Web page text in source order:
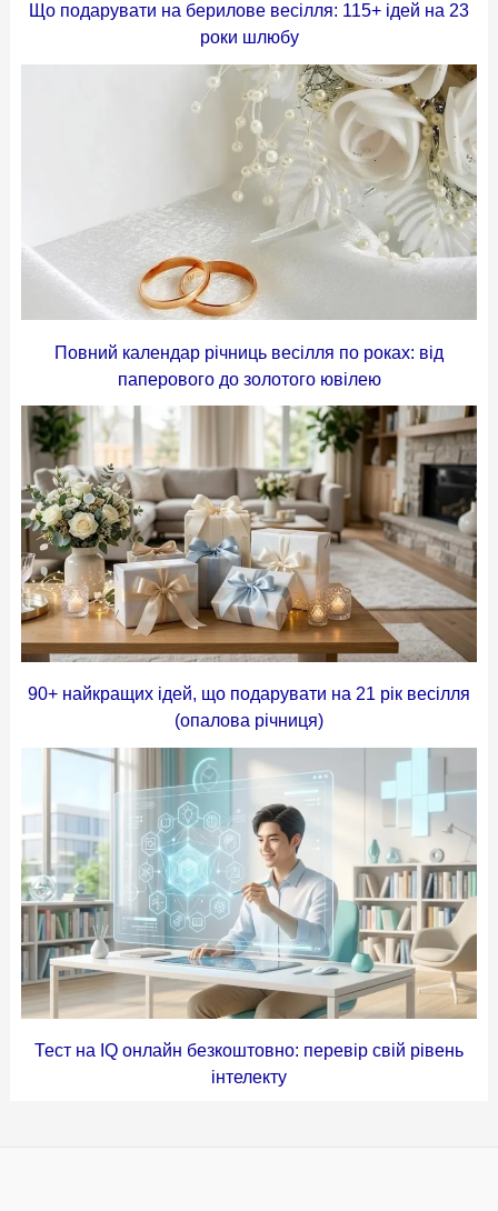
Що подарувати на берилове весілля: 115+ ідей на 23
роки шлюбу
Повний календар річниць весілля по роках: від
паперового до золотого ювілею
90+ найкращих ідей, що подарувати на 21 рік весілля
(опалова річниця)
Тест на IQ онлайн безкоштовно: перевір свій рівень
інтелекту